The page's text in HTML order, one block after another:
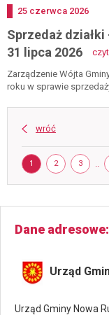
Dodano
25 czerwca 2026
Sprzedaż
31 lipca 2026
Zarządzenie Wójta
roku w sprawie
wróć
Strona
STRONA
1 STRONA
2 STRONA
3
Dane adresowe
Urząd
Urząd Gminy Nowa